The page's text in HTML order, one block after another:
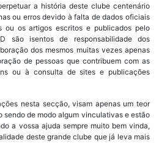
a história deste clube centenário
ou erros devido à falta de dados oficiais
ou os artigos escritos e publicados pelo
são isentos de responsabilidade dos
dos mesmos muitas vezes apenas
de pessoas que contribuem com as
ou à consulta de sites e publicações
nesta secção, visam apenas um teor
sendo de modo algum vinculativas e estão
a vossa ajuda sempre muito bem vinda,
deste grande clube que já leva mais